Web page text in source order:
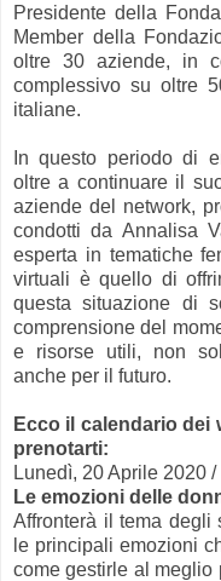
Presidente della
Member della
oltre 30 aziende, in
complessivo su oltre
italiane.
In questo periodo di
oltre a continuare il
aziende del network,
condotti da Annalisa
esperta in tematiche
virtuali è quello di
questa situazione di
comprensione del
e risorse utili, non
anche per il futuro.
Ecco il calendario dei
prenotarti:
Lunedì, 20 Aprile 2020
Le emozioni delle
Affronterà il tema degli
le principali emozioni
come gestirle al meglio